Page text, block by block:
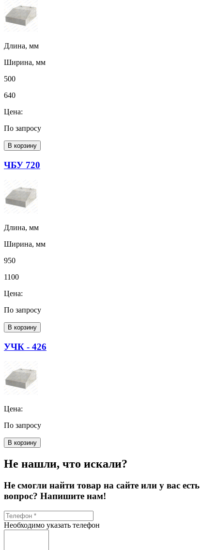
Длина, мм
Ширина, мм
500
640
Цена:
По запросу
В корзину
ЧБУ 720
Длина, мм
Ширина, мм
950
1100
Цена:
По запросу
В корзину
УЧК - 426
Цена:
По запросу
В корзину
Не нашли, что искали?
Не смогли найти товар на сайте или у вас есть
вопрос? Напишите нам!
Необходимо указать телефон